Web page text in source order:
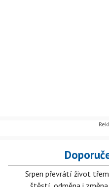
Srpen převrátí život